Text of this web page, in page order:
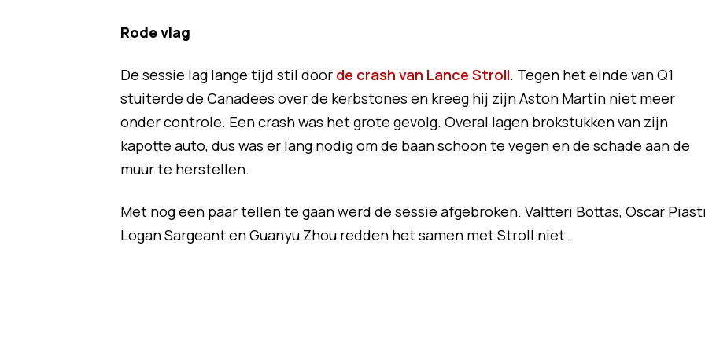
Rode vlag
De sessie lag lange tijd stil door de crash van Lance Stroll. Tegen het einde van Q1
stuiterde de Canadees over de kerbstones en kreeg hij zijn Aston Martin niet meer
onder controle. Een crash was het grote gevolg. Overal lagen brokstukken van zijn
kapotte auto, dus was er lang nodig om de baan schoon te vegen en de schade aan de
muur te herstellen.
Met nog een paar tellen te gaan werd de sessie afgebroken. Valtteri Bottas, Oscar
Logan Sargeant en Guanyu Zhou redden het samen met Stroll niet.